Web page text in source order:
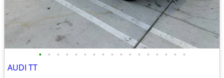
• • • • • • • • • • • • • • • • •
AUDI TT